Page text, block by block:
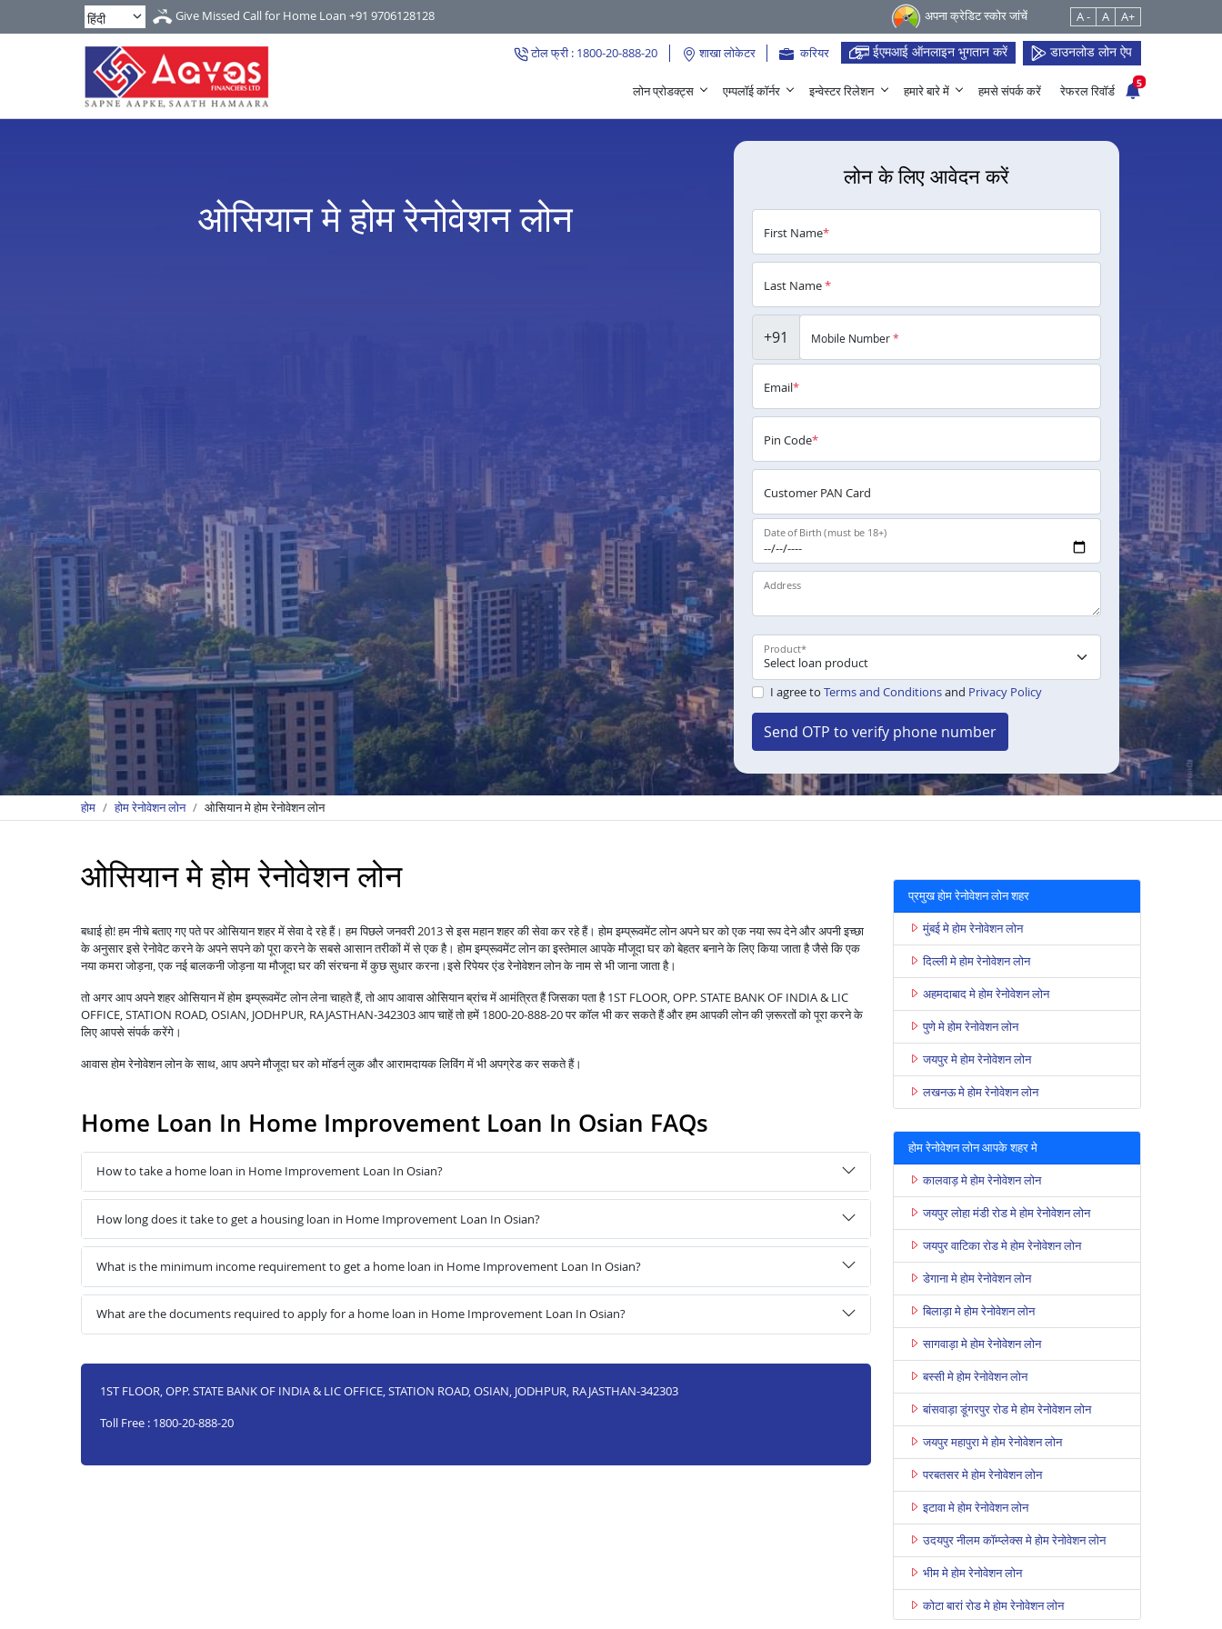
Give Missed Call for Home Loan +91 9706128128 अपना क्रेडिट स्कोर जांचें A - A A+
टोल फ्री : 1800-20-888-20 शाखा लोकेटर करियर ईएमआई ऑनलाइन भुगतान करें डाउनलोड लोन ऐप
लोन प्रोडक्ट्स एम्पलॉई कॉर्नर इन्वेस्टर रिलेशन हमारे बारे में हमसे संपर्क करें रेफरल रिवॉर्ड
5
ओसियान मे होम रेनोवेशन लोन
लोन के लिए आवेदन करें
First Name*
Last Name*
+91 Mobile Number*
Email*
Pin Code*
Customer PAN Card
Date of Birth (must be 18+)
Address
Product*
I agree to Terms and Conditionsand Privacy Policy
Send OTP to verify phone number
होम होम रेनोवेशन लोन ओसियान मे होम रेनोवेशन लोन
ओसियान मे होम रेनोवेशन लोन
बधाई हो! हम नीचे बताए गए पते पर ओसियान शहर में सेवा दे रहे हैं। हम पिछले जनवरी 2013 से इस महान शहर की सेवा कर रहे हैं।होम इम्प्रूवमेंट लोन अपने घर को एक नया रूप देने और अपनी इच्छा
के अनुसार इसे रेनोवेट करने के अपने सपने को पूरा करने के सबसे आसान तरीकों में से एक है।होम इम्प्रूवमेंट लोन का इस्तेमाल आपके मौजूदा घर को बेहतर बनाने के लिए किया जाता है जैसे कि एक
नया कमरा जोड़ना, एक नई बालकनी जोड़ना या मौजूदा घर की संरचना में कुछ सुधार करना।इसे रिपेयर एंड रेनोवेशन लोन के नाम से भी जाना जाता है।
तो अगर आप अपने शहर ओसियान मेंहोम इम्प्रूवमेंट लोनलेना चाहते हैं, तो आप आवास ओसियान ब्रांच में आमंत्रित हैं जिसका पता है 1ST FLOOR, OPP. STATE BANK OF INDIA & LIC
OFFICE, STATION ROAD, OSIAN, JODHPUR, RAJASTHAN-342303 आप चाहें तो हमें 1800-20-888-20 पर कॉल भी कर सकते हैं और हम आपकी लोन की ज़रूरतों को पूरा करने के
लिए आपसे संपर्क करेंगे।
आवास होम रेनोवेशन लोन के साथ, आप अपने मौजूदा घर को मॉडर्न लुक और आरामदायक लिविंग में भी अपग्रेड कर सकते हैं।
Home Loan In Home Improvement Loan In Osian FAQs
How to take a home loan in Home Improvement Loan In Osian?
How long does it take to get a housing loan in Home Improvement Loan In Osian?
What is the minimum income requirement to get a home loan in Home Improvement Loan In Osian?
What are the documents required to apply for a home loan in Home Improvement Loan In Osian?
1ST FLOOR, OPP. STATE BANK OF INDIA & LIC OFFICE, STATION ROAD, OSIAN, JODHPUR, RAJASTHAN-342303
Toll Free : 1800-20-888-20
प्रमुख होम रेनोवेशन लोन शहर
मुंबई मे होम रेनोवेशन लोन
दिल्ली मे होम रेनोवेशन लोन
अहमदाबाद मे होम रेनोवेशन लोन
पुणे मे होम रेनोवेशन लोन
जयपुर मे होम रेनोवेशन लोन
लखनऊ मे होम रेनोवेशन लोन
होम रेनोवेशन लोन आपके शहर मे
कालवाड़ मे होम रेनोवेशन लोन
जयपुर लोहा मंडी रोड मे होम रेनोवेशन लोन
जयपुर वाटिका रोड मे होम रेनोवेशन लोन
डेगाना मे होम रेनोवेशन लोन
बिलाड़ा मे होम रेनोवेशन लोन
सागवाड़ा मे होम रेनोवेशन लोन
बस्सी मे होम रेनोवेशन लोन
बांसवाड़ा डूंगरपुर रोड मे होम रेनोवेशन लोन
जयपुर महापुरा मे होम रेनोवेशन लोन
परबतसर मे होम रेनोवेशन लोन
इटावा मे होम रेनोवेशन लोन
उदयपुर नीलम कॉम्प्लेक्स मे होम रेनोवेशन लोन
भीम मे होम रेनोवेशन लोन
कोटा बारां रोड मे होम रेनोवेशन लोन